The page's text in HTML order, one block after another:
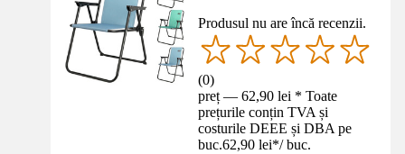
Produsul nu are încă recenzii.
(0)
preț — 62,90 lei * Toate
prețurile conțin TVA și
costurile DEEE și DBA pe
buc.62,90 lei*/ buc.